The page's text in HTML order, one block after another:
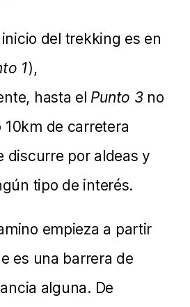
del trekking es en
1),
hasta el Punto 3no
10km de carretera
discurre por aldeas y
tipo de interés.
empieza a partir
es una barrera de
alguna. De